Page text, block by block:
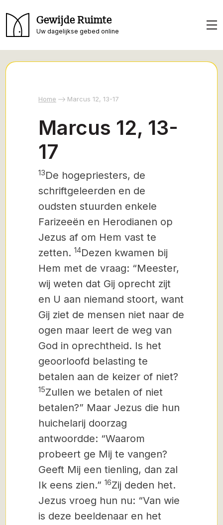
Gewijde Ruimte
Uw dagelijkse gebed online
Home Marcus 12, 13-17
Marcus 12, 13-
17
13De hogepriesters, de
schriftgeleerden en de
oudsten stuurden enkele
Farizeeën en Herodianen op
Jezus af om Hem vast te
zetten. 14Dezen kwamen bij
Hem met de vraag: “Meester,
wij weten dat Gij oprecht zijt
en U aan niemand stoort, want
Gij ziet de mensen niet naar de
ogen maar leert de weg van
God in oprechtheid. Is het
geoorloofd belasting te
betalen aan de keizer of niet?
15Zullen we betalen of niet
betalen?” Maar Jezus die hun
huichelarij doorzag
antwoordde: “Waarom
probeert ge Mij te vangen?
Geeft Mij een tienling, dan zal
Ik eens zien.” 16Zij deden het.
Jezus vroeg hun nu: “Van wie
is deze beeldenaar en het